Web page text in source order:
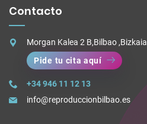
Contacto
Morgan Kalea 2 B,Bilbao ,Bizkaia
Pide tu cita aquí
+34 946 11 12 13
info@reproduccionbilbao.es